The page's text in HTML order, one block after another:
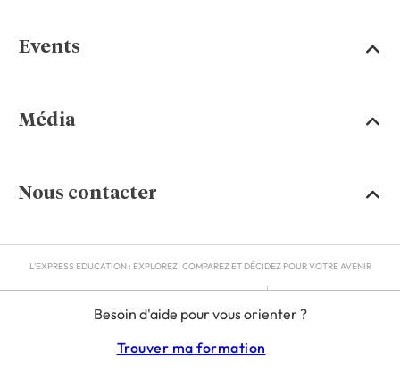
Besoin d'aide pour vous orienter ?
Trouver ma formation
Events
Média
Nous contacter
L'EXPRESS EDUCATION : EXPLOREZ, COMPAREZ ET DÉCIDEZ POUR VOTRE AVENIR
RGPD